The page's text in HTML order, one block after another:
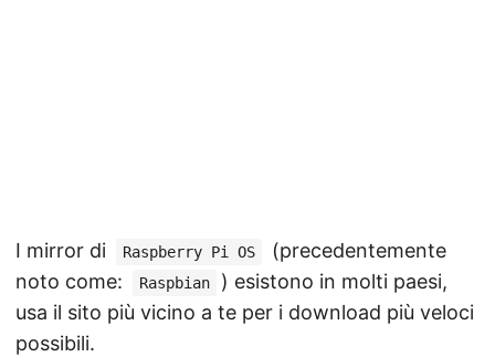
I mirror di Raspberry Pi OS
(precedentemente
noto come:
Raspbian
) esistono in molti paesi,
usa il sito più vicino a te per i download più veloci
possibili.